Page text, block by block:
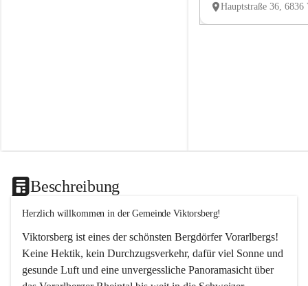
Beschreibung
Herzlich willkommen in der Gemeinde Viktorsberg!
Viktorsberg ist eines der schönsten Bergdörfer Vorarlbergs!
Keine Hektik, kein Durchzugsverkehr, dafür viel Sonne und
gesunde Luft und eine unvergessliche Panoramasicht über